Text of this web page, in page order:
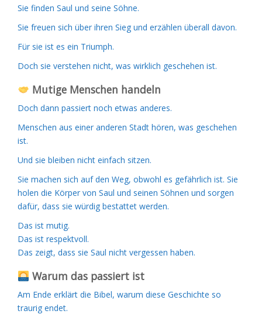
Sie finden Saul und seine Söhne.
Sie freuen sich über ihren Sieg und erzählen überall davon.
Für sie ist es ein Triumph.
Doch sie verstehen nicht, was wirklich geschehen ist.
Mutige Menschen handeln
Doch dann passiert noch etwas anderes.
Menschen aus einer anderen Stadt hören, was geschehen
ist.
Und sie bleiben nicht einfach sitzen.
Sie machen sich auf den Weg, obwohl es gefährlich ist. Sie
holen die Körper von Saul und seinen Söhnen und sorgen
dafür, dass sie würdig bestattet werden.
Das ist mutig.
Das ist respektvoll.
Das zeigt, dass sie Saul nicht vergessen haben.
Warum das passiert ist
Am Ende erklärt die Bibel, warum diese Geschichte so
traurig endet.